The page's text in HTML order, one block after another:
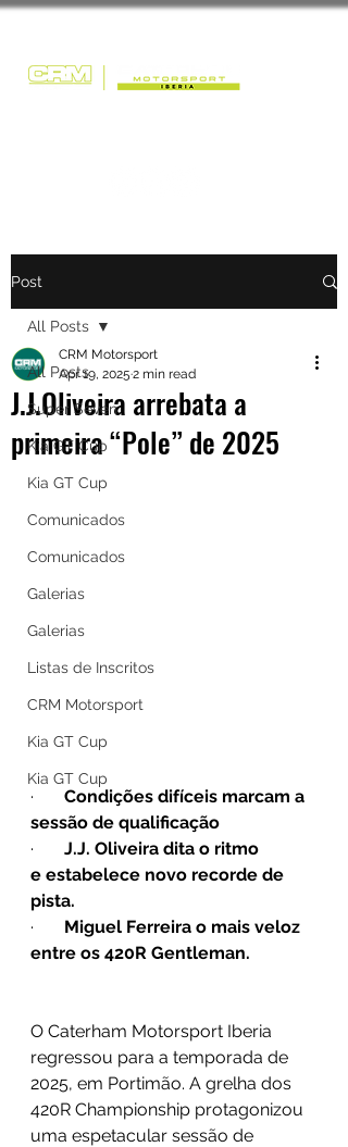
Post
All Posts
Super Seven
Kia GT Cup
Kia GT Cup
Comunicados
Comunicados
Galerias
Galerias
Listas de Inscritos
CRM Motorsport
Kia GT Cup
Kia GT Cup
All Posts
J.J.Oliveira arrebata a
primeira “Pole” de 2025
CRM Motorsport
Apr 19, 2025 2 min read
· Condições difíceis marcam a
sessão de qualificação
· J.J. Oliveira dita o ritmo
e estabelece novo recorde de
pista.
· Miguel Ferreira o mais veloz
entre os 420R Gentleman.
O Caterham Motorsport Iberia
regressou para a temporada de
2025, em Portimão. A grelha dos
420R Championship protagonizou
uma espetacular sessão de